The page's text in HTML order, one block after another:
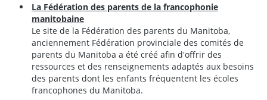
La Fédération des parents de la francophonie
manitobaine
Le site de la Fédération des parents du Manitoba,
anciennement Fédération provinciale des comités de
parents du Manitoba a été créé afin d'offrir des
ressources et des renseignements adaptés aux besoins
des parents dont les enfants fréquentent les écoles
francophones du Manitoba.